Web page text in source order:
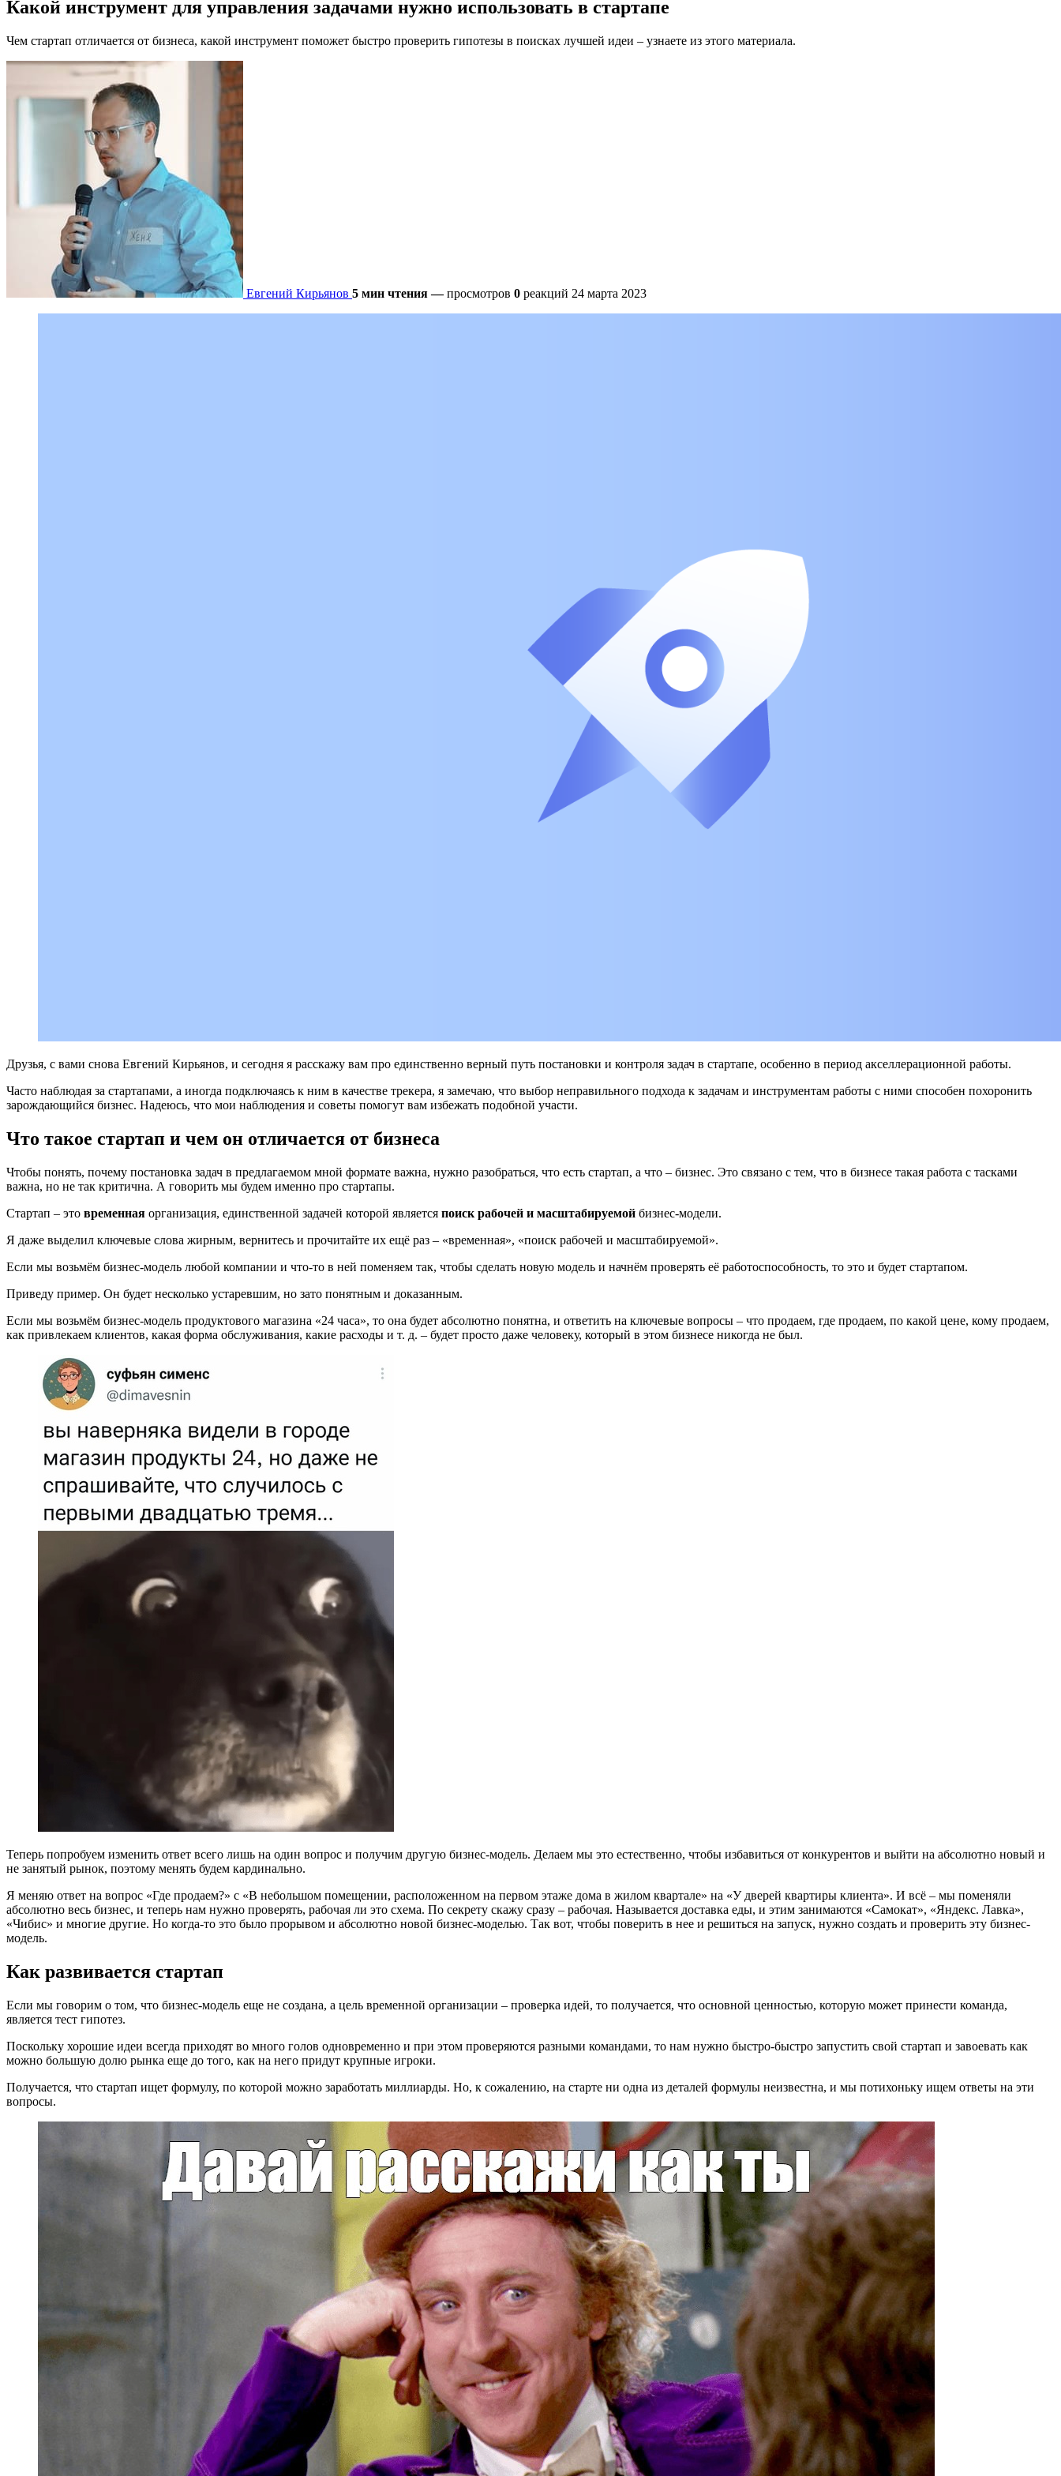
Какой инструмент для управления задачами нужно использовать в стартапе
Чем стартап отличается от бизнеса, какой инструмент поможет быстро проверить гипотезы в поисках лучшей идеи – узнаете из этого материала.
Евгений Кирьянов 5 мин чтения —просмотров 0 реакций 24 марта 2023
Друзья, с вами снова Евгений Кирьянов, и сегодня я расскажу вам про единственно верный путь постановки и контроля задач в стартапе, особенно в период акселлерационной работы.
Часто наблюдая за стартапами, а иногда подключаясь к ним в качестве трекера, я замечаю, что выбор неправильного подхода к задачам и инструментам работы с ними способен похоронить
зарождающийся бизнес. Надеюсь, что мои наблюдения и советы помогут вам избежать подобной участи.
Что такое стартап и чем он отличается от бизнеса
Чтобы понять, почему постановка задач в предлагаемом мной формате важна, нужно разобраться, что есть стартап, а что – бизнес. Это связано с тем, что в бизнесе такая работа с тасками
важна, но не так критична. А говорить мы будем именно про стартапы.
Стартап – это временная организация, единственной задачей которой является поиск рабочей и масштабируемой бизнес-модели.
Я даже выделил ключевые слова жирным, вернитесь и прочитайте их ещё раз – «временная», «поиск рабочей и масштабируемой».
Если мы возьмём бизнес-модель любой компании и что-то в ней поменяем так, чтобы сделать новую модель и начнём проверять её работоспособность, то это и будет стартапом.
Приведу пример. Он будет несколько устаревшим, но зато понятным и доказанным.
Если мы возьмём бизнес-модель продуктового магазина «24 часа», то она будет абсолютно понятна, и ответить на ключевые вопросы – что продаем, где продаем, по какой цене, кому продаем,
как привлекаем клиентов, какая форма обслуживания, какие расходы и т. д. – будет просто даже человеку, который в этом бизнесе никогда не был.
Теперь попробуем изменить ответ всего лишь на один вопрос и получим другую бизнес-модель. Делаем мы это естественно, чтобы избавиться от конкурентов и выйти на абсолютно новый и
не занятый рынок, поэтому менять будем кардинально.
Я меняю ответ на вопрос «Где продаем?» с «В небольшом помещении, расположенном на первом этаже дома в жилом квартале» на «У дверей квартиры клиента». И всё – мы поменяли
абсолютно весь бизнес, и теперь нам нужно проверять, рабочая ли это схема. По секрету скажу сразу – рабочая. Называется доставка еды, и этим занимаются «Самокат», «Яндекс. Лавка»,
«Чибис» и многие другие. Но когда-то это было прорывом и абсолютно новой бизнес-моделью. Так вот, чтобы поверить в нее и решиться на запуск, нужно создать и проверить эту бизнес-
модель.
Как развивается стартап
Если мы говорим о том, что бизнес-модель еще не создана, а цель временной организации – проверка идей, то получается, что основной ценностью, которую может принести команда,
является тест гипотез.
Поскольку хорошие идеи всегда приходят во много голов одновременно и при этом проверяются разными командами, то нам нужно быстро-быстро запустить свой стартап и завоевать как
можно большую долю рынка еще до того, как на него придут крупные игроки.
Получается, что стартап ищет формулу, по которой можно заработать миллиарды. Но, к сожалению, на старте ни одна из деталей формулы неизвестна, и мы потихоньку ищем ответы на эти
вопросы.